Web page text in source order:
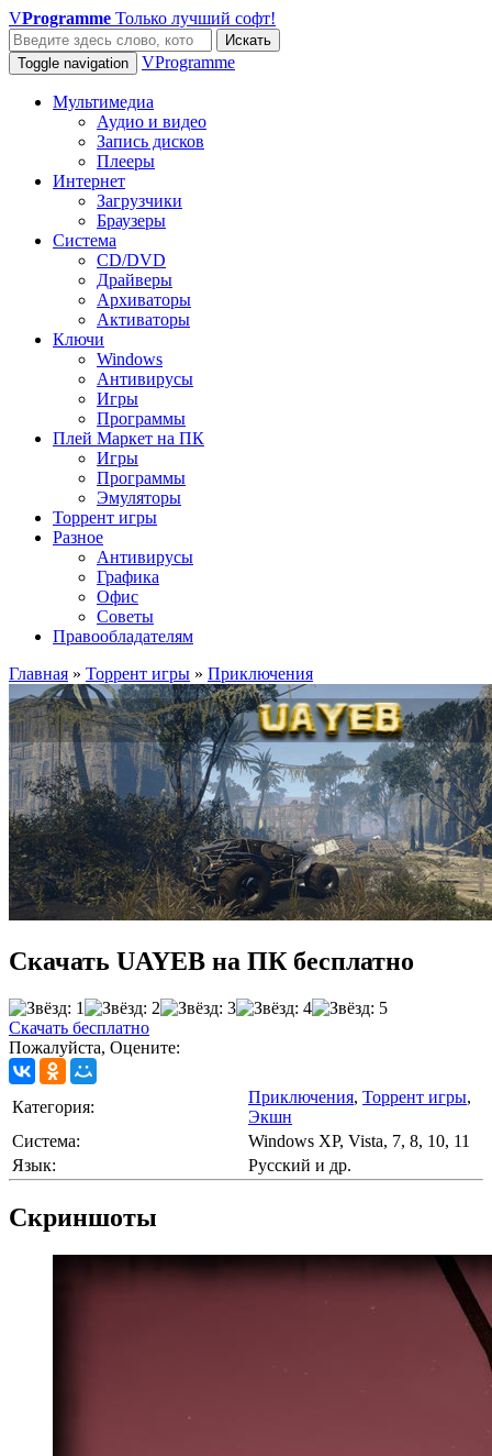
VProgramme Только лучший софт!
Искать
Toggle navigation
VProgramme
Мультимедиа
Аудио и видео
Запись дисков
Плееры
Интернет
Загрузчики
Браузеры
Система
CD/DVD
Драйверы
Архиваторы
Активаторы
Ключи
Windows
Антивирусы
Игры
Программы
Плей Маркет на ПК
Игры
Программы
Эмуляторы
Торрент игры
Разное
Антивирусы
Графика
Офис
Советы
Правообладателям
Главная » Торрент игры » Приключения
Скачать UAYEB на ПК бесплатно
Скачать бесплатно
Пожалуйста, Оцените:
Категория:
Приключения, Торрент игры,
Экшн
Cистема:
Windows XP, Vista, 7, 8, 10, 11
Язык:
Русский и др.
Скриншоты